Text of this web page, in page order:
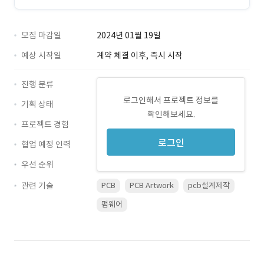
모집 마감일
2024년 01월 19일
예상 시작일
계약 체결 이후, 즉시 시작
로그인해서 프로젝트 정보를
확인해보세요.
로그인
진행 분류
기획 상태
프로젝트 경험
협업 예정 인력
우선 순위
관련 기술
PCB PCB Artwork
pcb설계제작
펌웨어